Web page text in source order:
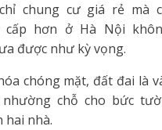
chung cư giá rẻ mà
cấp hơn ở Hà Nội
được như kỳ vọng.
chóng mặt, đất đai là
chỗ cho bức
hai nhà.